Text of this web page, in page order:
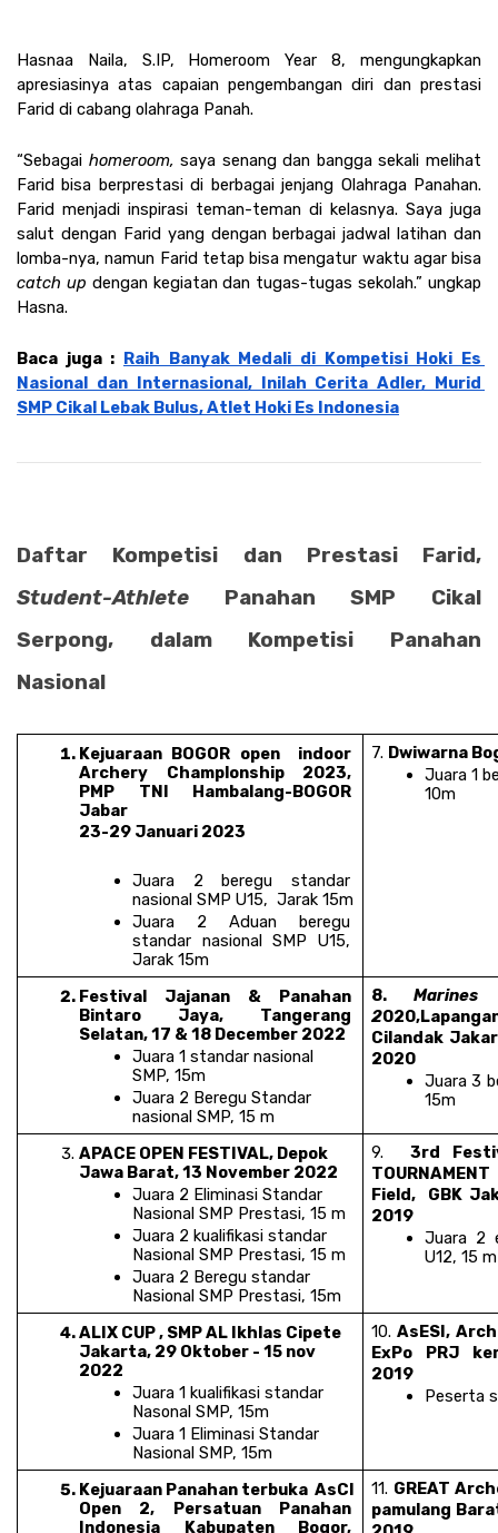
Hasnaa Naila, S.IP, Homeroom Year 8, mengungkapkan
apresiasinya atas capaian pengembangan diri dan prestasi
Farid di cabang olahraga Panah.
“Sebagai homeroom, saya senang dan bangga sekali melihat
Farid bisa berprestasi di berbagai jenjang Olahraga Panahan.
Farid menjadi inspirasi teman-teman di kelasnya. Saya juga
salut dengan Farid yang dengan berbagai jadwal latihan dan
catch up dengan kegiatan dan tugas-tugas sekolah.” ungkap
Hasna.
Baca juga : Raih Banyak Medali di Kompetisi Hoki Es
Nasional dan Internasional, Inilah Cerita Adler, Murid
SMP Cikal Lebak Bulus, Atlet Hoki Es Indonesia
Student-Athlete Panahan SMP Cikal
Serpong, dalam Kompetisi Panahan
Nasional
Kejuaraan BOGOR open  indoor
Archery Champlonship 2023,
PMP TNI Hambalang-BOGOR
Jabar
23-29 Januari 2023
Juara 2 beregu standar
nasional SMP U15,  Jarak 15m
Juara 2 Aduan beregu
standar nasional SMP U15,
Jarak 15m
7. Dwiwarna
Juara 1
10m
Festival Jajanan & Panahan
Bintaro Jaya, Tangerang
Selatan, 17 & 18 December 2022
Juara 1 standar nasional
SMP, 15m
Juara 2 Beregu Standar
nasional SMP, 15 m
8.
2
Cilandak
2020
Juara 3
15m
APACE OPEN FESTIVAL, Depok
Jawa Barat, 13 November 2022
Juara 2 Eliminasi Standar
Nasional SMP Prestasi, 15 m
Juara 2 kualifikasi standar
Nasional SMP Prestasi, 15 m
Juara 2 Beregu standar
Nasional SMP Prestasi, 15m
9.
3rd
Field,  GBK
2019
Juara 2
U12, 15 m
ALIX CUP , SMP AL Ikhlas Cipete
Jakarta, 29 Oktober - 15 nov
2022
Juara 1 kualifikasi standar
Nasonal SMP, 15m
Juara 1 Eliminasi Standar
Nasional SMP, 15m
10. AsESI,
ExPo PRJ
2019
Peserta
Kejuaraan Panahan terbuka  AsCI
Open 2, Persatuan Panahan
Indonesia Kabupaten Bogor,
11. GREAT
pamulang